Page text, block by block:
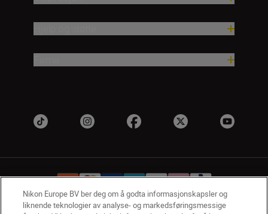
Nikon Europe BV ber deg om å godta informasjonskapsler og
liknende teknologier av analyse- og markedsføringsmessige